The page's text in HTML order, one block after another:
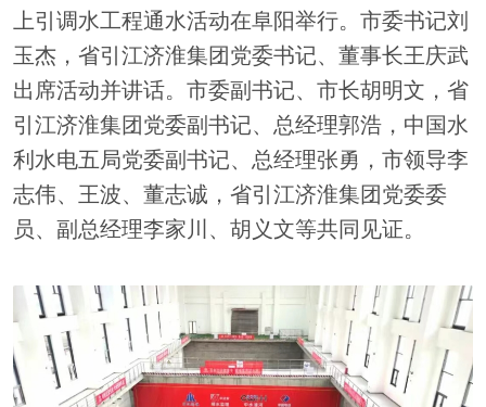
上引调水工程通水活动在阜阳举行。市委书记刘
玉杰，省引江济淮集团党委书记、董事长王庆武
出席活动并讲话。市委副书记、市长胡明文，省
引江济淮集团党委副书记、总经理郭浩，中国水
利水电五局党委副书记、总经理张勇，市领导李
志伟、王波、董志诚，省引江济淮集团党委委
员、副总经理李家川、胡义文等共同见证。